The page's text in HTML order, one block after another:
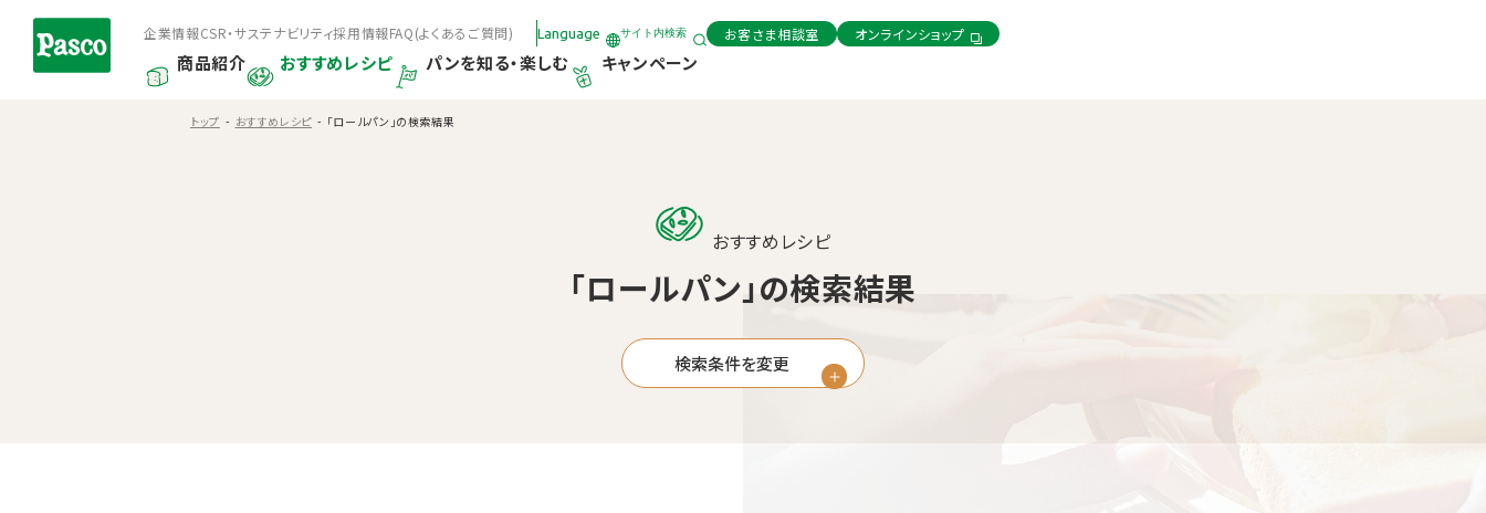
商品紹介 おすすめレシピ パンを知る・楽しむ キャンペーン
サイト内検索
Language
企業情報CSR・サステナビリティ採用情報FAQ(よくあるご質問) お客さま相談室 オンラインショップ
トップ おすすめレシピ 「ロールパン」の検索結果
おすすめレシピ
「ロールパン」の検索結果
検索条件を変更